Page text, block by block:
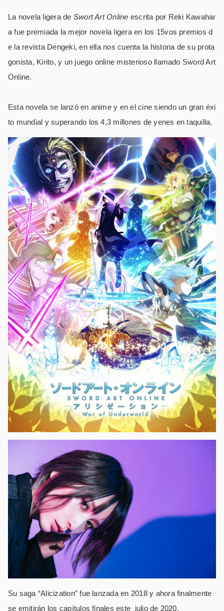
La novela ligera de Swort Art Online escrita por Reki Kawahar
a fue premiada la mejor novela ligera en los 15vos premios d
e la revista Dengeki, en ella nos cuenta la historia de su prota
gonista, Kirito, y un juego online misterioso llamado Sword Art
Online.
Esta novela se lanzó en anime y en el cine siendo un gran éxi
to mundial y superando los 4,3 millones de yenes en taquilla.
Su saga “Alicization” fue lanzada en 2018 y ahora finalmente
se emitirán los capítulos finales este julio de 2020.